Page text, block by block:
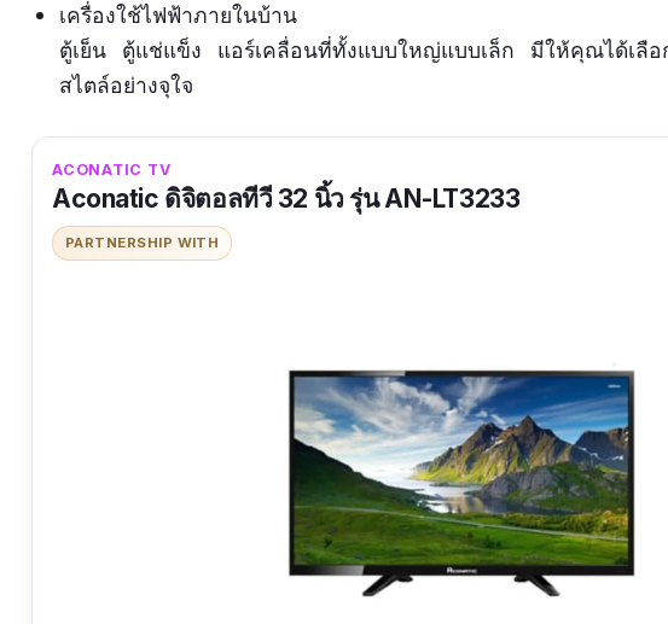
เครื่องใช้ไฟฟ้าภายในบ้าน
ตู้เย็น ตู้แช่แข็ง แอร์เคลื่อนที่ทั้งแบบใหญ่แบบเล็ก มีให้คุณได้เลือ
สไตล์อย่างจุใจ
ACONATIC TV
Aconatic ดิจิตอลทีวี 32 นิ้ว รุ่น AN-LT3233
PARTNERSHIP WITH